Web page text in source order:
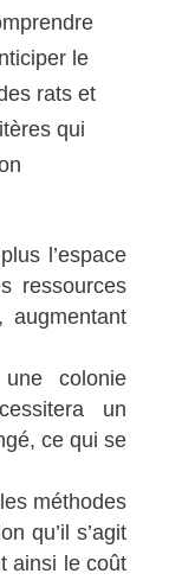
le
rats et
qui
l’espace
ressources
augmentant
colonie
un
ce qui se
méthodes
qu’il s’agit
ainsi le coût